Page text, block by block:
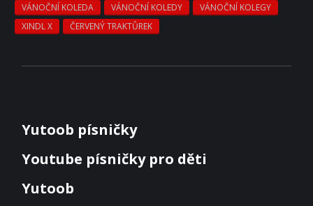
VÁNOČNÍ KOLEDA
VÁNOČNÍ KOLEDY
VÁNOČNÍ KOLEGY
XINDL X
ČERVENÝ TRAKTŮREK
Yutoob písničky
Youtube písničky pro děti
Yutoob